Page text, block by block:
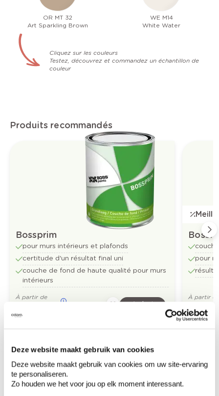
Deze website maakt gebruik van cookies
Deze website maakt gebruik van cookies om uw site-ervaring
te personaliseren.
Zo houden we het voor jou op elk moment interessant.
OR MT 32
Art Sparkling Brown
WE M14
White Water
Cliquez sur les couleurs
Testez, découvrez et commandez un échantillon de
couleur
Produits recommandés
Bossprim
pour murs intérieurs et plafonds
certitude d'un résultat final uni
couche de fond de haute qualité pour murs
intérieurs
À partir de
Achat
pour
À partir
32,73 €
Découvrez plus d'images d'inspiration pour:
Living